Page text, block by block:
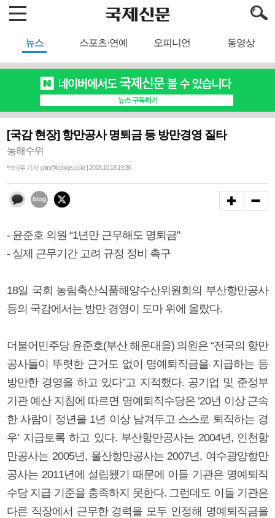
뉴스 스포츠·연예 오피니언 동영상
[국감 현장] 항만공사 명퇴금 등 방만경영 질타
농해수위
박태우 기자 yain@kookje.co.kr | 2018.10.18 19:36
- 윤준호 의원 “1년만 근무해도 명퇴금”
- 실제 근무기간 고려 규정 정비 촉구
18일 국회 농림축산식품해양수산위원회의 부산항만공사
등의 국감에서는 방만 경영이 도마 위에 올랐다.
더불어민주당 윤준호(부산 해운대을) 의원은 “전국의 항만
공사들이 뚜렷한 근거도 없이 명예퇴직금을 지급하는 등
방만한 경영을 하고 있다”고 지적했다. 공기업 및 준정부
기관 예산 지침에 따르면 명예퇴직수당은 ‘20년 이상 근속
한 사람이 정년을 1년 이상 남겨두고 스스로 퇴직하는 경
우’ 지급토록 하고 있다. 부산항만공사는 2004년, 인천항
만공사는 2005년, 울산항만공사는 2007년, 여수광양항만
공사는 2011년에 설립됐기 때문에 이들 기관은 명예퇴직
수당 지급 기준을 충족하지 못한다. 그런데도 이들 기관은
다른 직장에서 근무한 경력을 모두 인정해 명예퇴직금을